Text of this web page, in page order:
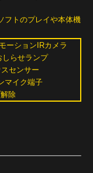
フトのプレイや本体機
ーションIRカメラ
しらせランプ
センサー
マイク端子
除